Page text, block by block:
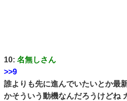
10: 名無しさん
>>9
誰よりも先に進んでいたいとか最
かそういう動機なんだろうけどね